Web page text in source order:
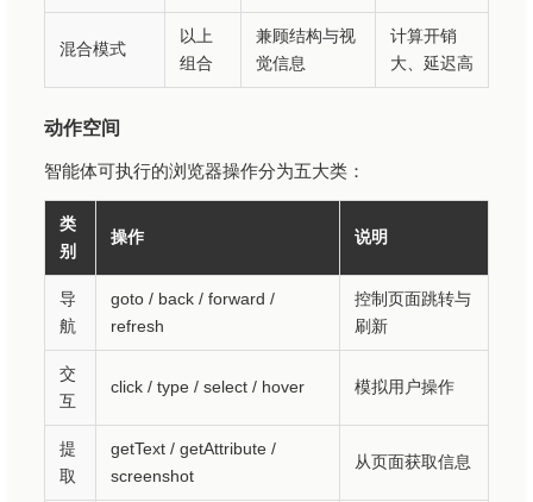
混合模式
以上
组合
兼顾结构与视
觉信息
计算开销
大、延迟高
动作空间
智能体可执行的浏览器操作分为五大类：
类
别
操作 说明
导
航
goto / back / forward /
refresh
控制页面跳转与
刷新
交
互
click / type / select / hover 模拟用户操作
提
取
getText / getAttribute /
screenshot
从页面获取信息